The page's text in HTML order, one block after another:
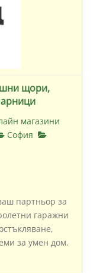
щори,
магазини
София
партньор за
гаражни
за умен дом.